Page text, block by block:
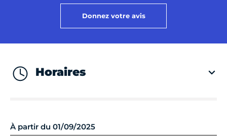
Donnez votre avis
Horaires
À partir du 01/09/2025